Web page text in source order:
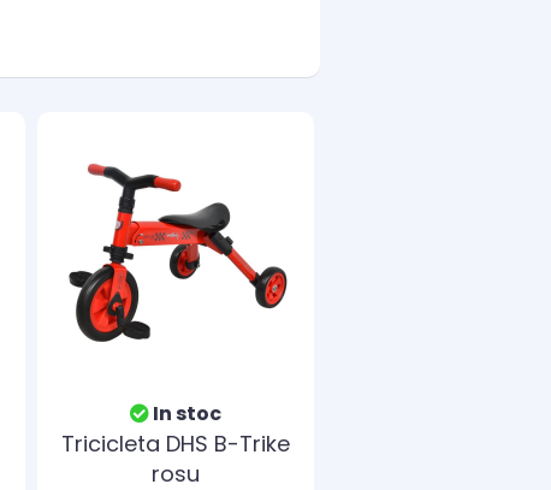
In stoc
Tricicleta DHS B-Trike
rosu